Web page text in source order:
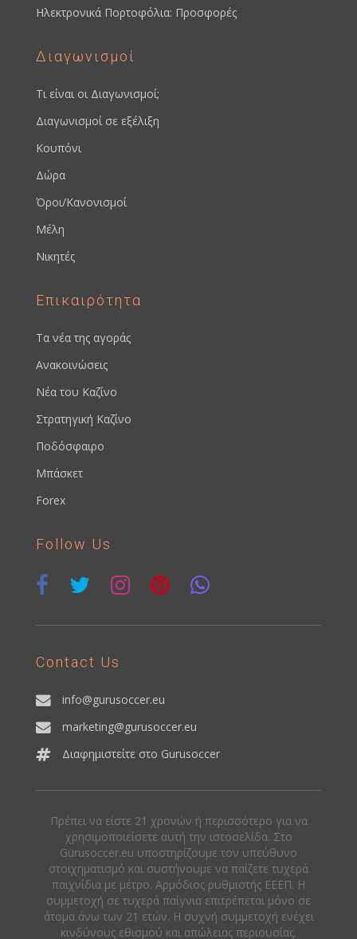
Ηλεκτρονικά Πορτοφόλια: Προσφορές
Διαγωνισμοί
Τι είναι οι Διαγωνισμοί;
Διαγωνισμοί σε εξέλιξη
Κουπόνι
Δώρα
Όροι/Κανονισμοί
Μέλη
Νικητές
Επικαιρότητα
Τα νέα της αγοράς
Ανακοινώσεις
Νέα του Καζίνο
Στρατηγική Καζίνο
Ποδόσφαιρο
Μπάσκετ
Forex
Follow Us
Contact Us
info@gurusoccer.eu
marketing@gurusoccer.eu
Διαφημιστείτε στο Gurusoccer
Πρέπει να είστε 21 χρονών ή περισσότερο για να
χρησιμοποιείσετε αυτή την ιστοσελίδα. Στο
Gurusoccer.eu υποστηρίζουμε τον υπεύθυνο
στοιχηματισμό και συστήνουμε να παίζετε τυχερά
παιχνίδια με μέτρο. Αρμόδιος ρυθμιστής ΕΕΕΠ. Η
συμμετοχή σε τυχερά παίγνια επιτρέπεται μόνο σε
άτομα άνω των 21 ετών. Η συχνή συμμετοχή ενέχει
κινδύνους εθισμού και απώλειας περιουσίας.